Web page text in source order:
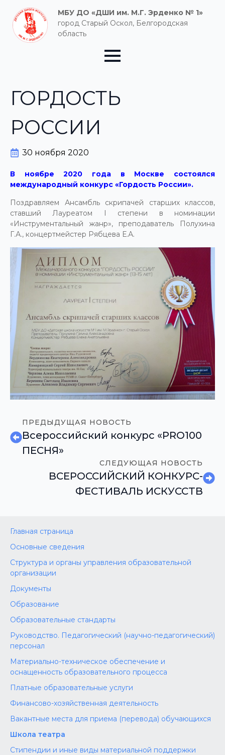
МБУ ДО «ДШИ им. М.Г. Эрденко № 1»
город Старый Оскол, Белгородская
область
ГОРДОСТЬ
РОССИИ
30 ноября 2020
В ноябре 2020 года в Москве состоялся
международный конкурс «Гордость России».
Поздравляем Ансамбль скрипачей старших классов,
ставший Лауреатом I степени в номинации
«Инструментальный жанр», преподаватель Полухина
Г.А., концертмейстер Рябцева Е.А.
ПРЕДЫДУЩАЯ НОВОСТЬ
Всероссийский конкурс «PRO100
ПЕСНЯ»
СЛЕДУЮЩАЯ НОВОСТЬ
ВСЕРОССИЙСКИЙ КОНКУРС-
ФЕСТИВАЛЬ ИСКУССТВ
Главная страница
Основные сведения
Структура и органы управления образовательной
организации
Документы
Образование
Образовательные стандарты
Руководство. Педагогический (научно-педагогический)
персонал
Материально-техническое обеспечение и
оснащенность образовательного процесса
Платные образовательные услуги
Финансово-хозяйственная деятельность
Вакантные места для приема (перевода) обучающихся
Школа театра
Стипендии и иные виды материальной поддержки